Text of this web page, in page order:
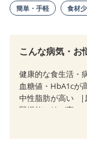
簡単・手軽 食材
こんな病気・お
健康的な食生活・
血糖値・HbA1cが
中性脂肪が高い
腎機能の値が高い